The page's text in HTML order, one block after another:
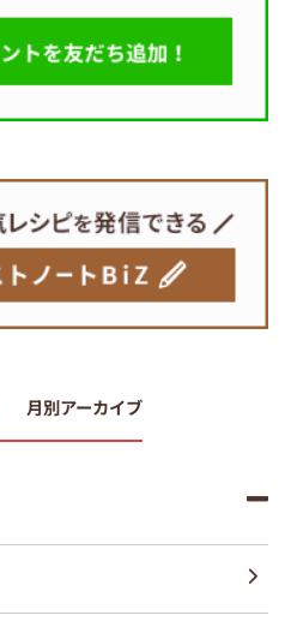
月別アーカイブ